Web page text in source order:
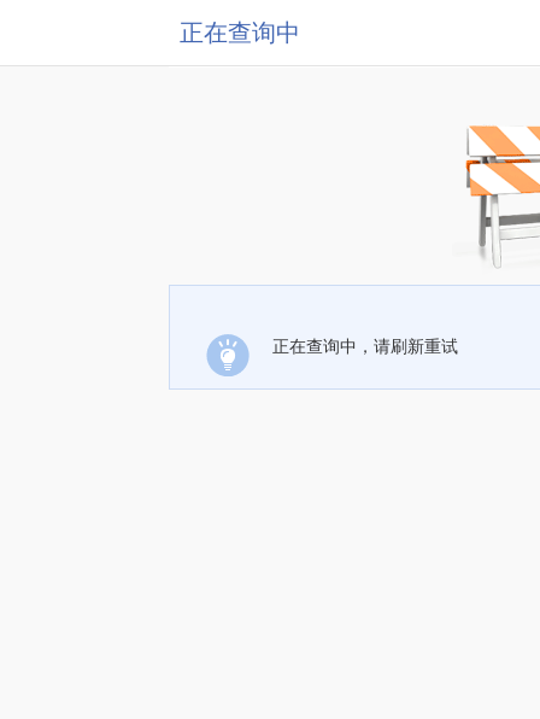
正在查询中
正在查询中，请刷新重试